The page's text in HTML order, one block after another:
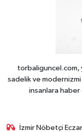
torbaliguncel.com,
sadelik ve
insanlara haber
İzmir Nöbetçi